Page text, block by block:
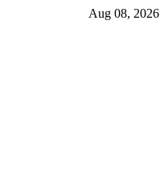
Aug 08, 2026